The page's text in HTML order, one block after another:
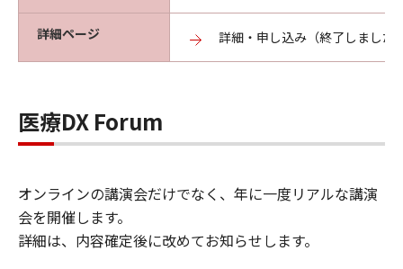
詳細ページ 詳細・申し込み（終了しました
医療DX Forum
オンラインの講演会だけでなく、年に一度リアルな講演
会を開催します。
詳細は、内容確定後に改めてお知らせします。